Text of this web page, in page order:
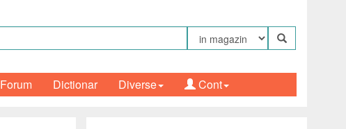
Forum Dictionar Cont
Diverse